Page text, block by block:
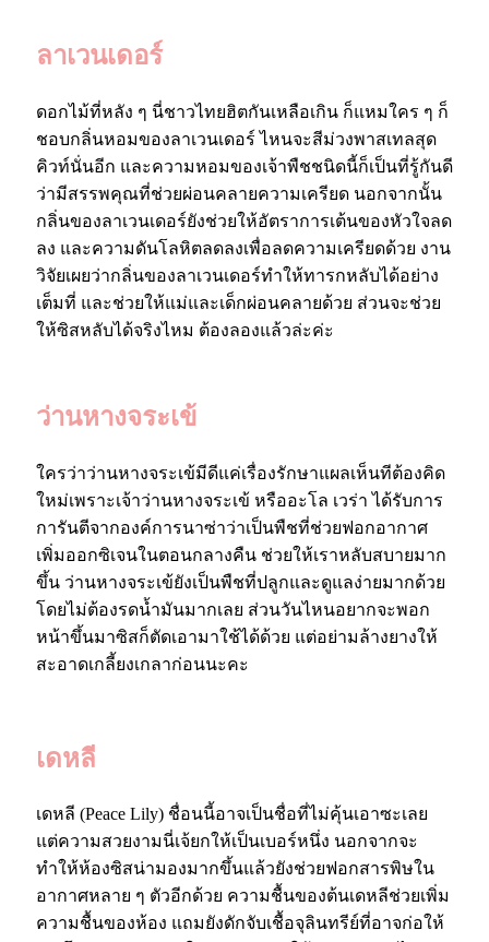
ลาเวนเดอร์
ดอกไม้ที่หลัง ๆ นี่ชาวไทยฮิตกันเหลือเกิน ก็แหมใคร ๆ ก็
ชอบกลิ่นหอมของลาเวนเดอร์ ไหนจะสีม่วงพาสเทลสุด
คิวท์นั่นอีก และความหอมของเจ้าพืชชนิดนี้ก็เป็นที่รู้กันดี
ว่ามีสรรพคุณที่ช่วยผ่อนคลายความเครียด นอกจากนั้น
กลิ่นของลาเวนเดอร์ยังช่วยให้อัตราการเต้นของหัวใจลด
ลง และความดันโลหิตลดลงเพื่อลดความเครียดด้วย งาน
วิจัยเผยว่ากลิ่นของลาเวนเดอร์ทำให้ทารกหลับได้อย่าง
เต็มที่ และช่วยให้แม่และเด็กผ่อนคลายด้วย ส่วนจะช่วย
ให้ซิสหลับได้จริงไหม ต้องลองแล้วล่ะค่ะ
ว่านหางจระเข้
ใครว่าว่านหางจระเข้มีดีแค่เรื่องรักษาแผลเห็นทีต้องคิด
ใหม่เพราะเจ้าว่านหางจระเข้ หรืออะโล เวร่า ได้รับการ
การันตีจากองค์การนาซ่าว่าเป็นพืชที่ช่วยฟอกอากาศ
เพิ่มออกซิเจนในตอนกลางคืน ช่วยให้เราหลับสบายมาก
ขึ้น ว่านหางจระเข้ยังเป็นพืชที่ปลูกและดูแลง่ายมากด้วย
โดยไม่ต้องรดน้ำมันมากเลย ส่วนวันไหนอยากจะพอก
หน้าขึ้นมาซิสก็ตัดเอามาใช้ได้ด้วย แต่อย่ามล้างยางให้
สะอาดเกลี้ยงเกลาก่อนนะคะ
เดหลี
เดหลี (Peace Lily) ชื่อนนี้อาจเป็นชื่อที่ไม่คุ้นเอาซะเลย
แต่ความสวยงามนี่เจ้ยกให้เป็นเบอร์หนึ่ง นอกจากจะ
ทำให้ห้องซิสน่ามองมากขึ้นแล้วยังช่วยฟอกสารพิษใน
อากาศหลาย ๆ ตัวอีกด้วย ความชื้นของต้นเดหลีช่วยเพิ่ม
ความชื้นของห้อง แถมยังดักจับเชื้อจุลินทรีย์ที่อาจก่อให้